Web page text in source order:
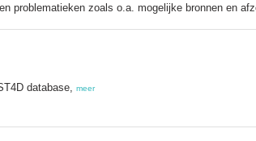
problematieken zoals o.a. mogelijke bronnen en
database,
meer